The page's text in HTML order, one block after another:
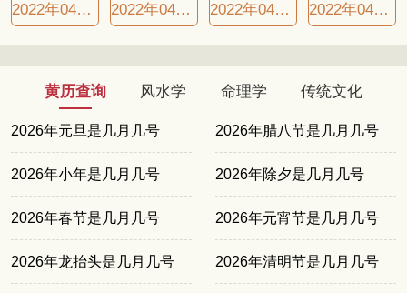
2022年04月14日良辰吉日 2022年04月19日良辰吉日 2022年04月20日良辰吉日 2022年04月23日良辰吉日
黄历查询 风水学 命理学 传统文化
2026年元旦是几月几号 2026年腊八节是几月几号
2026年小年是几月几号 2026年除夕是几月几号
2026年春节是几月几号 2026年元宵节是几月几号
2026年龙抬头是几月几号 2026年清明节是几月几号